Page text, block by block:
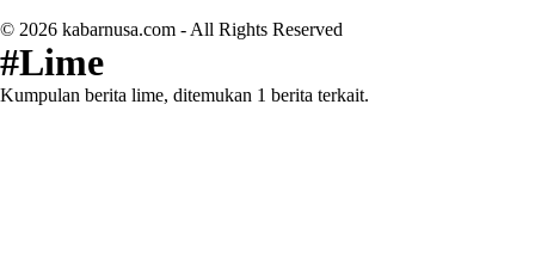
© 2026 kabarnusa.com - All Rights Reserved
#Lime
Kumpulan berita lime, ditemukan 1 berita terkait.